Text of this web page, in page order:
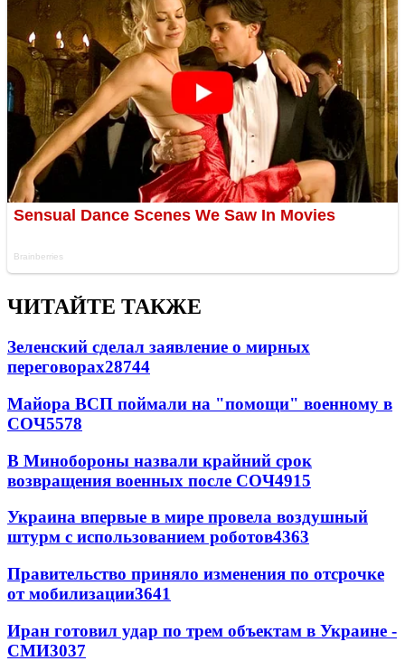
ЧИТАЙТЕ ТАКЖЕ
Зеленский сделал заявление о мирных
переговорах28744
Майора ВСП поймали на "помощи" военному в
СОЧ5578
В Минобороны назвали крайний срок
возвращения военных после СОЧ4915
Украина впервые в мире провела воздушный
штурм с использованием роботов4363
Правительство приняло изменения по отсрочке
от мобилизации3641
Иран готовил удар по трем объектам в Украине -
СМИ3037